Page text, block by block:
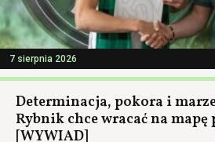
7 sierpnia 2026
Determinacja, pokora i
Rybnik chce wracać na
[WYWIAD]